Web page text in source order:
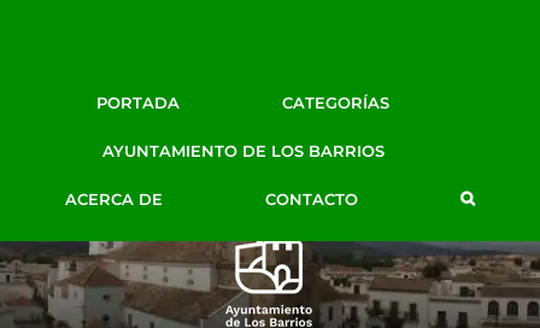
BLOG DE PRENSA
AYTO. LOS BARRIOS
PORTADA CATEGORÍAS
AYUNTAMIENTO DE LOS BARRIOS
ACERCA DE CONTACTO